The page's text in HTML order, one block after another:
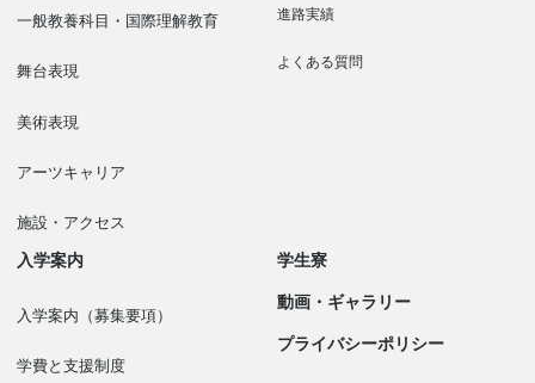
一般教養科目・国際理解教育
舞台表現
美術表現
アーツキャリア
施設・アクセス
進路実績
よくある質問
入学案内
入学案内（募集要項）
学費と支援制度
学生寮
動画・ギャラリー
プライバシーポリシー